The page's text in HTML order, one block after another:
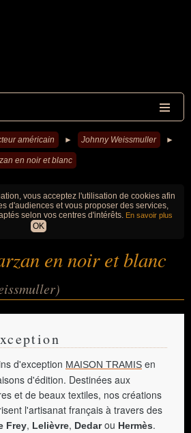
américain ► Johnny Weissmuller ►
en noir et blanc
vous acceptez l'utilisation de cookies afin
d'audiences et vous proposer des services,
selon vos centres d'intérêts. En savoir plus
OK
en noir et blanc
d'exception MAISON TRAMIS en
d'édition. Destinées aux
et de beaux textiles, nos créations
l'artisanat français à travers des
Frey, Lelièvre, Dedarou Hermès.